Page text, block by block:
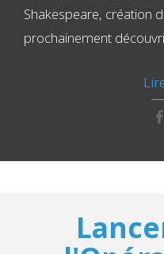
Shakespeare, création
prochainement